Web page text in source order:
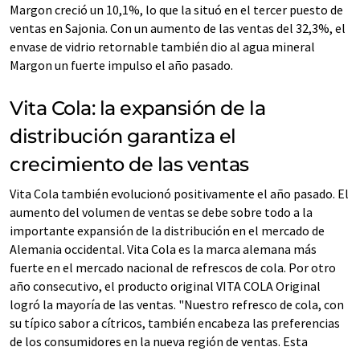
Margon creció un 10,1%, lo que la situó en el tercer puesto de
ventas en Sajonia. Con un aumento de las ventas del 32,3%, el
envase de vidrio retornable también dio al agua mineral
Margon un fuerte impulso el año pasado.
Vita Cola: la expansión de la
distribución garantiza el
crecimiento de las ventas
Vita Cola también evolucionó positivamente el año pasado. El
aumento del volumen de ventas se debe sobre todo a la
importante expansión de la distribución en el mercado de
Alemania occidental. Vita Cola es la marca alemana más
fuerte en el mercado nacional de refrescos de cola. Por otro
año consecutivo, el producto original VITA COLA Original
logró la mayoría de las ventas. "Nuestro refresco de cola, con
su típico sabor a cítricos, también encabeza las preferencias
de los consumidores en la nueva región de ventas. Esta